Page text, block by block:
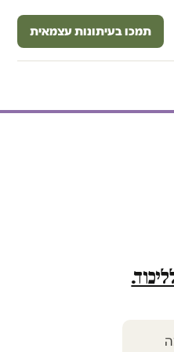
תמכו בעיתונות עצמאית